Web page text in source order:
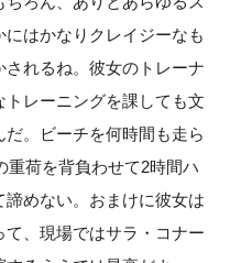
はかなりクレイジーなも
れるね。彼女のトレーナ
レーニングを課しても文
。ビーチを何時間も走ら
重荷を背負わせて2時間ハ
めない。おまけに彼女は
、現場ではサラ・コナー